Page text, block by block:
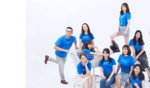
成為布爾喬亞的約聘，我認
「我願意付出多少心力成就
還有哪些想做的？」